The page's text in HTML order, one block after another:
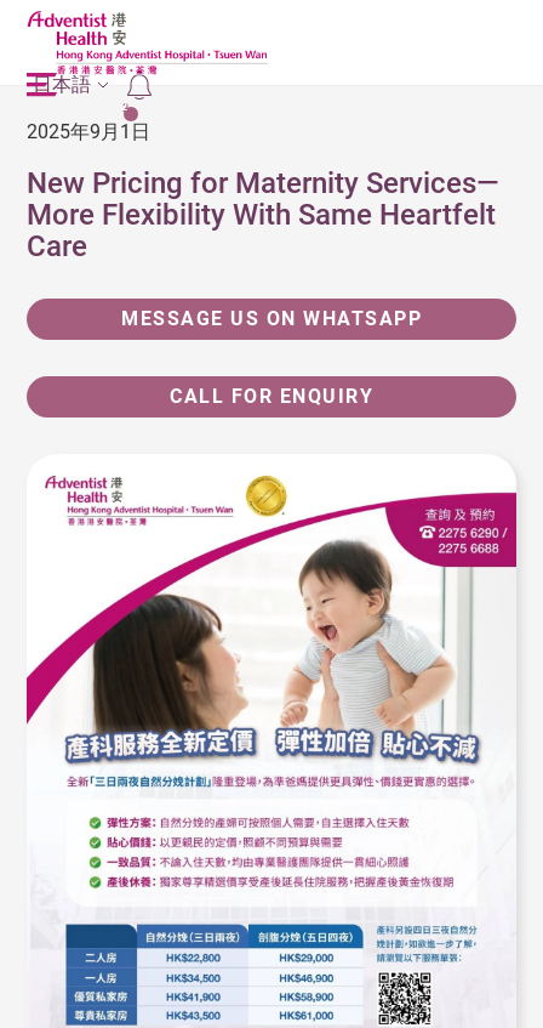
2
日本語
2025年9月1日
New Pricing for Maternity Services—
More Flexibility With Same Heartfelt
Care
MESSAGE US ON WHATSAPP
CALL FOR ENQUIRY